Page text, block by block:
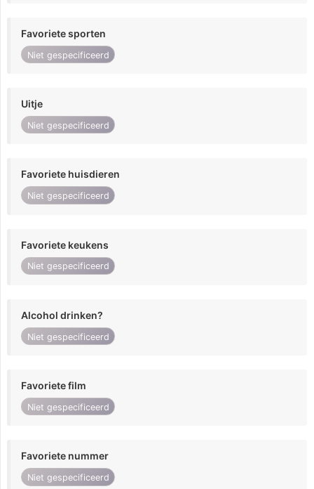
Favoriete sporten
Niet gespecificeerd
Uitje
Niet gespecificeerd
Favoriete huisdieren
Niet gespecificeerd
Favoriete keukens
Niet gespecificeerd
Alcohol drinken?
Niet gespecificeerd
Favoriete film
Niet gespecificeerd
Favoriete nummer
Niet gespecificeerd